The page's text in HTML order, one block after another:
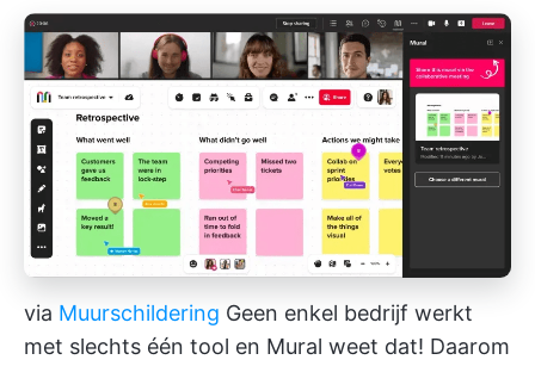
via Muurschildering Geen enkel bedrijf werkt
met slechts één tool en Mural weet dat! Daarom